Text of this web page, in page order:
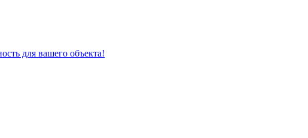
для вашего объекта!